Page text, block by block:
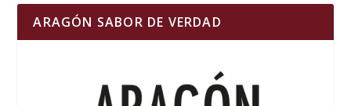
ARAGÓN SABOR DE VERDAD